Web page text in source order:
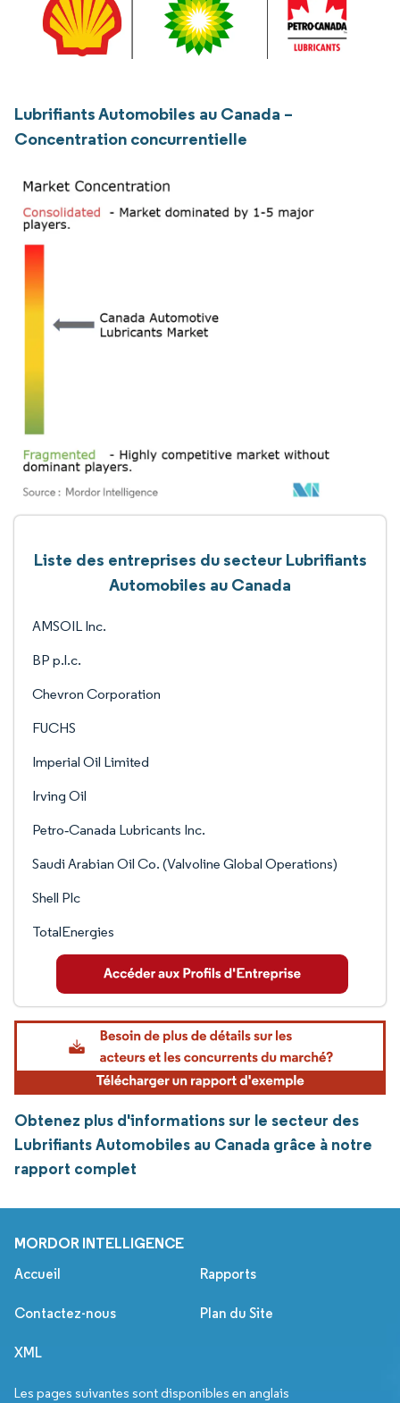
Lubrifiants Automobiles au Canada –
Concentration concurrentielle
Liste des entreprises du secteur Lubrifiants
Automobiles au Canada
AMSOIL Inc.
BP p.l.c.
Chevron Corporation
FUCHS
Imperial Oil Limited
Irving Oil
Petro‐Canada Lubricants Inc.
Saudi Arabian Oil Co. (Valvoline Global Operations)
Shell Plc
TotalEnergies
Obtenez plus d'informations sur le secteur des
Lubrifiants Automobiles au Canada grâce à notre
rapport complet
MORDOR INTELLIGENCE
Accueil Rapports
Contactez-nous Plan du Site
XML
Les pages suivantes sont disponibles en anglais